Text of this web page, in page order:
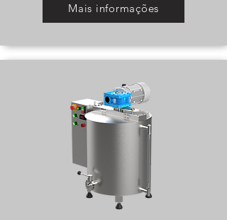
Mais informações